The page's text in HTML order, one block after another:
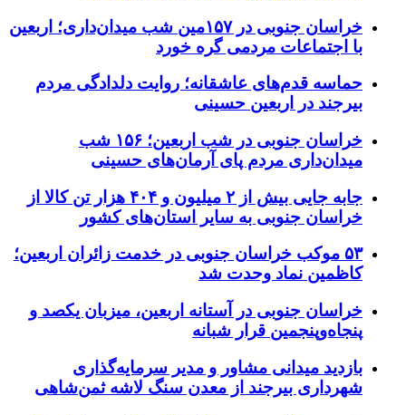
خراسان جنوبی در ۱۵۷مین شب میدان‌داری؛ اربعین
با اجتماعات مردمی گره خورد
حماسه قدم‌های عاشقانه؛ روایت دلدادگی مردم
بیرجند در اربعین حسینی
خراسان جنوبی در شب اربعین؛ ۱۵۶ شب
میدان‌داری مردم پای آرمان‌های حسینی
جابه جایی بیش از ۲ میلیون و ۴۰۴ هزار تن کالا از
خراسان جنوبی به سایر استان‌های کشور
۵۳ موکب خراسان جنوبی در خدمت زائران اربعین؛
کاظمین نماد وحدت شد
خراسان جنوبی در آستانه اربعین، میزبان یکصد و
پنجاه‌وپنجمین قرار شبانه
بازدید میدانی مشاور و مدیر سرمایه‌گذاری
شهرداری بیرجند از معدن سنگ لاشه ثمن‌شاهی